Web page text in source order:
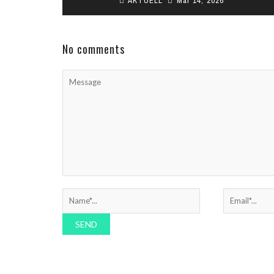
Ministerpräsidenten mit Migrationshintergrund:
Mittwoch im Landtag in Stuttgart zum neuen ...
No comments